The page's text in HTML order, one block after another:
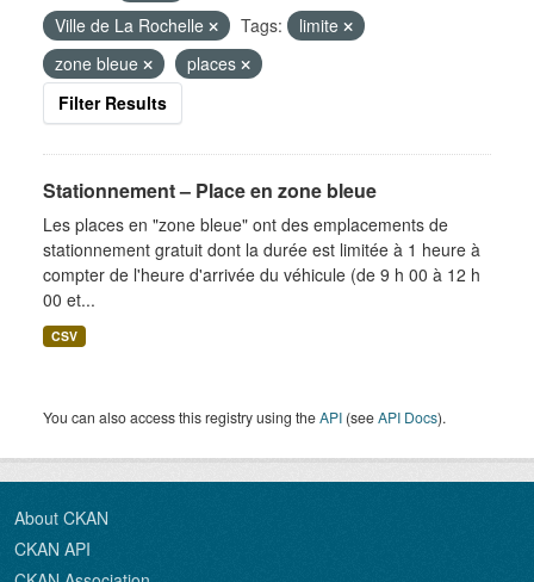
Ville de La Rochelle
Tags:
limite
zone bleue
places
Filter Results
Stationnement – Place en zone bleue
Les places en "zone bleue" ont des emplacements de
stationnement gratuit dont la durée est limitée à 1 heure à
compter de l'heure d'arrivée du véhicule (de 9 h 00 à 12 h
00 et...
CSV
You can also access this registry using theAPI (seeAPI Docs).
About CKAN
CKAN API